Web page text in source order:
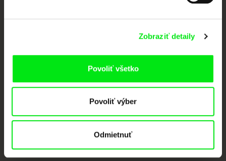
Zobraziť detaily
Povoliť všetko
Povoliť výber
Odmietnuť
CPH:DOX
Against Gravity